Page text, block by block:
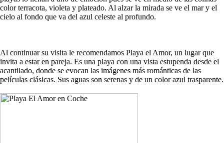
color terracota, violeta y plateado. Al alzar la mirada se ve el mar y el
cielo al fondo que va del azul celeste al profundo.
Al continuar su visita le recomendamos Playa el Amor, un lugar que
invita a estar en pareja. Es una playa con una vista estupenda desde el
acantilado, donde se evocan las imágenes más románticas de las
películas clásicas. Sus aguas son serenas y de un color azul trasparente.